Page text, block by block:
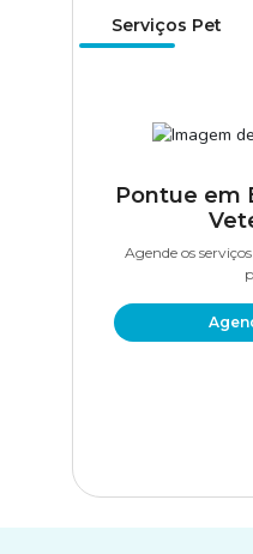
Serviços Pet
Pontue em
Agende os